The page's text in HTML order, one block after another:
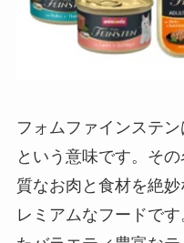
フォムファインステン
という意味です。そ
質なお肉と食材を絶
レミアムなフードで